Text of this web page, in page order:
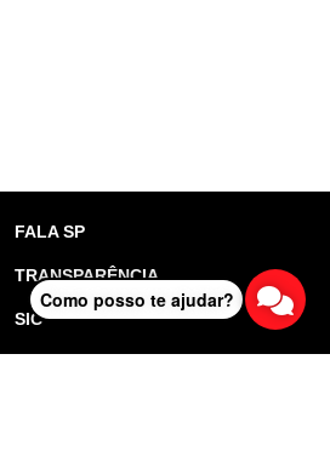
FALA SP
TRANSPARÊNCIA
SIC
Como posso te ajudar?